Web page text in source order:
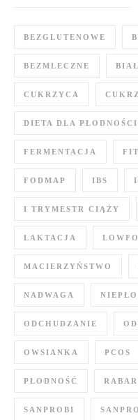
BEZGLUTENOWE
BEZMLECZNE
CUKRZYCA
DIETA DLA PŁODNOŚCI
FERMENTACJA FIT
FODMAP IBS
I TRYMESTR CIĄŻY
LAKTACJA
MACIERZYŃSTWO
NADWAGA
ODCHUDZANIE
OWSIANKA PCOS
PŁODNOŚĆ
SANPROBI